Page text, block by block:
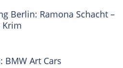
Berlin: Ramona Schacht –
Krim
BMW Art Cars